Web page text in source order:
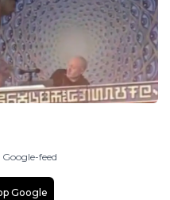
feed
Google